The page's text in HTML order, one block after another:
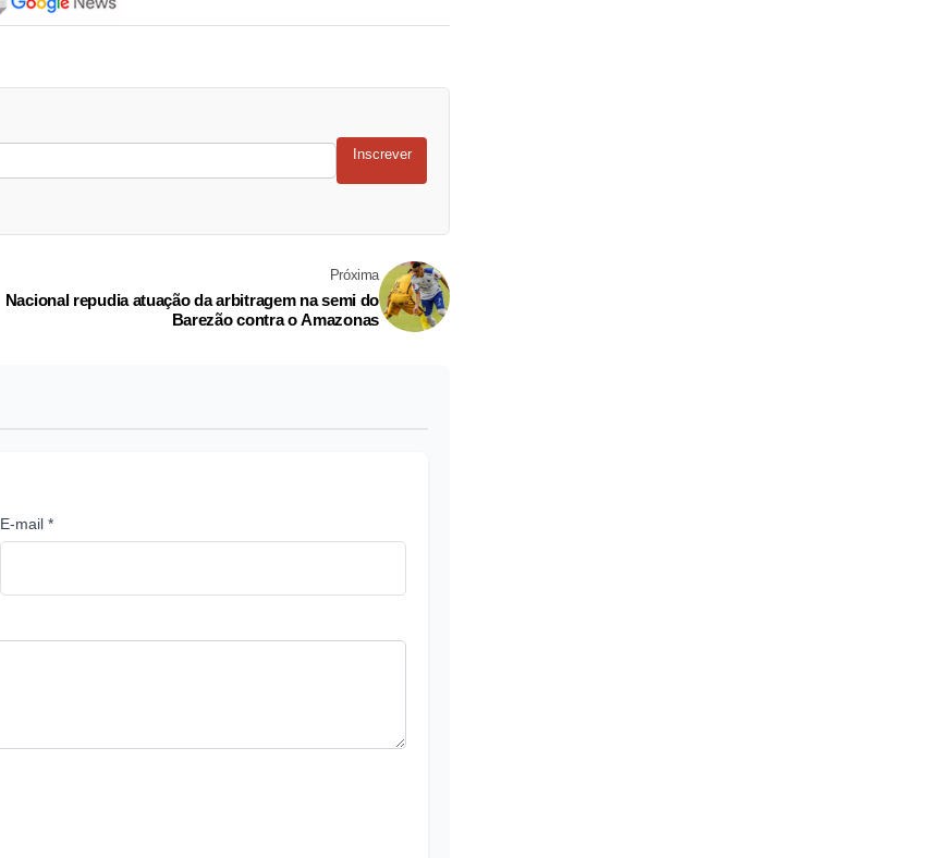
Inscrever
Próxima
Nacional repudia atuação da arbitragem na semi do
Barezão contra o Amazonas
E-mail *